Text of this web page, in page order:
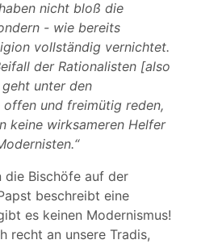
nicht bloß die
- wie bereits
vollständig vernichtet.
der Rationalisten [also
unter den
offen und freimütig reden,
keine wirksameren Helfer
Bischöfe auf der
beschreibt eine
es keinen Modernismus!
recht an unsere Tradis,